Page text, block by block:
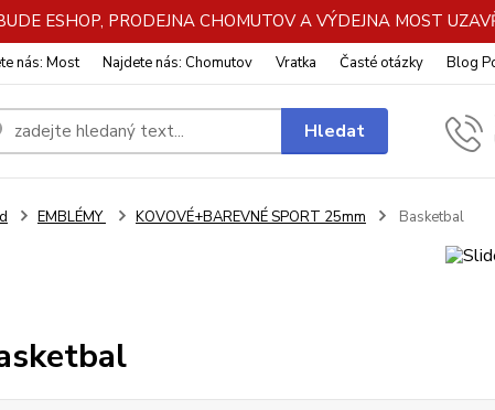
ESHOP, PRODEJNA CHOMUTOV A VÝDEJNA MOST
nás: Most Najdete nás: Chomutov Vratka Časté otázky Blog
Hledat
EMBLÉMY KOVOVÉ+BAREVNÉ SPORT 25mm Basketbal